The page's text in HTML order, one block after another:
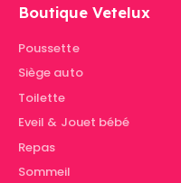
Boutique Vetelux
Poussette
Siège auto
Toilette
Eveil & Jouet bébé
Repas
Sommeil